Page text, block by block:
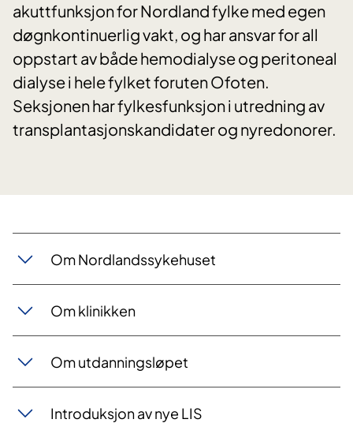
akuttfunksjon for Nordland fylke med egen
døgnkontinuerlig vakt, og har ansvar for all
oppstart av både hemodialyse og peritoneal
dialyse i hele fylket foruten Ofoten.
Seksjonen har fylkesfunksjon i utredning av
transplantasjonskandidater og nyredonorer.
Om Nordlandssykehuset
Om klinikken
Om utdanningsløpet
Introduksjon av nye LIS